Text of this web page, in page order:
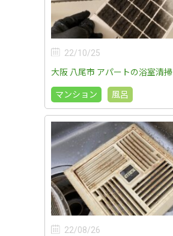
22/10/25
大阪 八尾市 アパートの浴室清掃
マンション
風呂
22/08/26